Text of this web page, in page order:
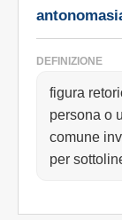
DEFINIZIONE
figura
persona o
comune
per